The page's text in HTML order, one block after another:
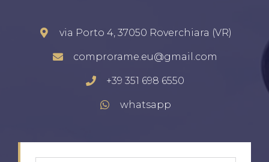
via Porto 4, 37050 Roverchiara (VR)
comprorame.eu@gmail.com
+39 351 698 6550
whatsapp